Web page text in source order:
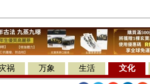
祸 万象 生活 文化